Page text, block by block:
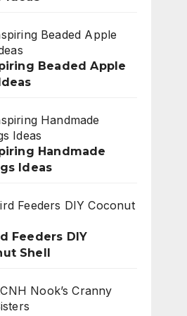
Beaded Apple
Handmade
Ideas
Feeders DIY
Shell